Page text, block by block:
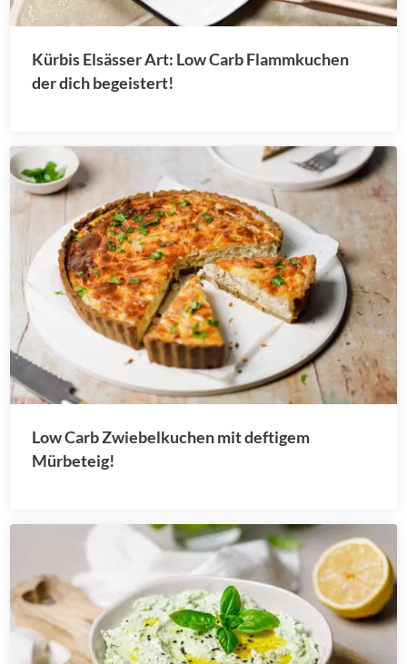
Kürbis Elsässer Art: Low Carb Flammkuchen
der dich begeistert!
Low Carb Zwiebelkuchen mit deftigem
Mürbeteig!